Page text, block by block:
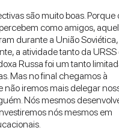
são muito boas. Porque
como amigos,
durante a União Soviética,
a atividade tanto da
Russa foi um tanto
Mas no final chegamos à
não iremos mais delegar
Nós mesmos
nós mesmos em